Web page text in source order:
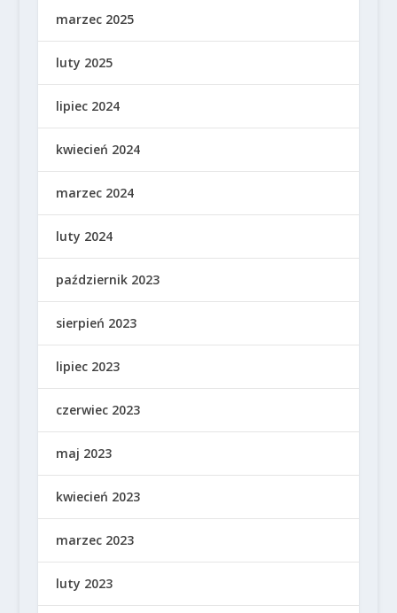
marzec 2025
luty 2025
lipiec 2024
kwiecień 2024
marzec 2024
luty 2024
październik 2023
sierpień 2023
lipiec 2023
czerwiec 2023
maj 2023
kwiecień 2023
marzec 2023
luty 2023